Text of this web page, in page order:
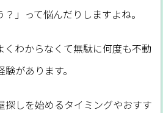
」って悩んだりしますよね。
くわからなくて無駄に何度も不動
があります。
探しを始めるタイミングやおすす